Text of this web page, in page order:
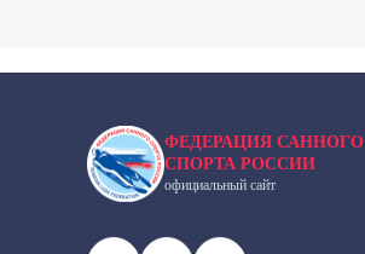
ФЕДЕРАЦИЯ САННОГО
СПОРТА РОССИИ
официальный сайт